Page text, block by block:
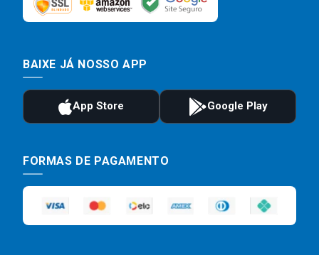
BAIXE JÁ NOSSO APP
FORMAS DE PAGAMENTO